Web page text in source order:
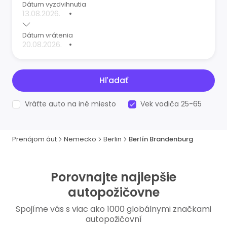
Dátum vyzdvihnutia
•
Dátum vrátenia
•
Hľadať
Vráťte auto na iné miesto Vek vodiča 25-65
Prenájom áut Nemecko Berlin Berlín Brandenburg
Porovnajte najlepšie
autopožičovne
Spojíme vás s viac ako 1000 globálnymi značkami
autopožičovní